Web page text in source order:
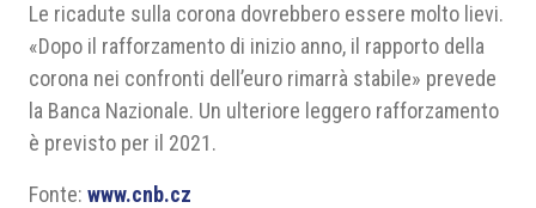
Le ricadute sulla corona dovrebbero essere molto lievi.
«Dopo il rafforzamento di inizio anno, il rapporto della
corona nei confronti dell’euro rimarrà stabile» prevede
la Banca Nazionale. Un ulteriore leggero rafforzamento
è previsto per il 2021.
Fonte: www.cnb.cz